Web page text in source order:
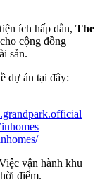
ích hấp dẫn, The
cộng đồng
sản.
dự án tại đây:
vận hành khu
điểm.